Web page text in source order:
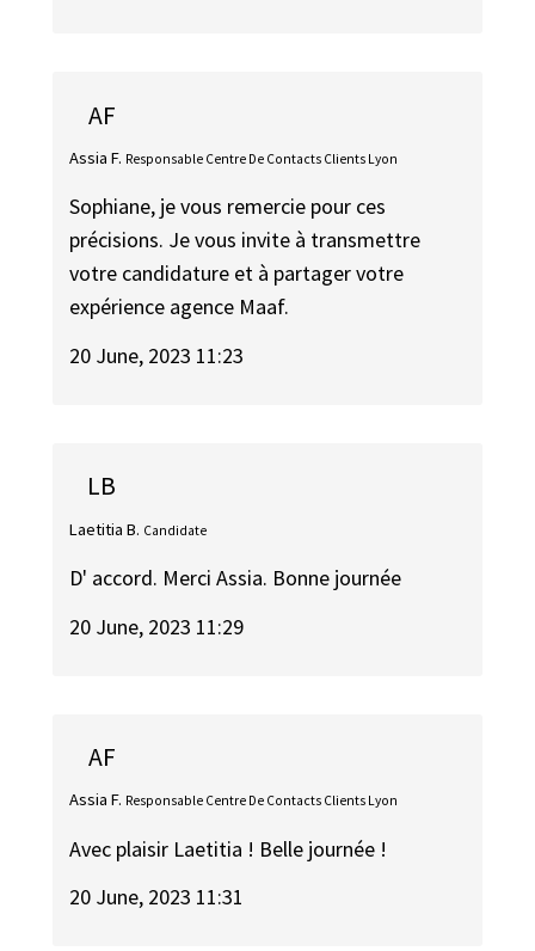
AF
Assia F. Responsable Centre De Contacts Clients Lyon
Sophiane, je vous remercie pour ces
précisions. Je vous invite à transmettre
votre candidature et à partager votre
expérience agence Maaf.
20 June, 2023 11:23
LB
Laetitia B. Candidate
D' accord. Merci Assia. Bonne journée
20 June, 2023 11:29
AF
Assia F. Responsable Centre De Contacts Clients Lyon
Avec plaisir Laetitia ! Belle journée !
20 June, 2023 11:31